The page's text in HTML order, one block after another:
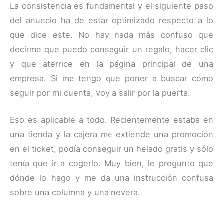
La consistencia es fundamental y el siguiente paso
del anuncio ha de estar optimizado respecto a lo
que dice este. No hay nada más confuso que
decirme que puedo conseguir un regalo, hacer clic
y que aterrice en la página principal de una
empresa. Si me tengo que poner a buscar cómo
seguir por mi cuenta, voy a salir por la puerta.
Eso es aplicable a todo. Recientemente estaba en
una tienda y la cajera me extiende una promoción
en el ticket, podía conseguir un helado gratis y sólo
tenía que ir a cogerlo. Muy bien, le pregunto que
dónde lo hago y me da una instrucción confusa
sobre una columna y una nevera.